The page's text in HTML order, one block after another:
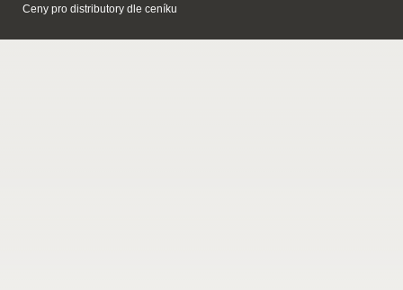
Ceny pro distributory dle ceníku